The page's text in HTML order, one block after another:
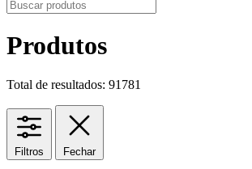
Produtos
Total de resultados: 91781
Filtros Fechar